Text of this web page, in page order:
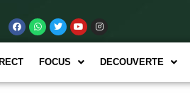
FOCUS DECOUVERTE